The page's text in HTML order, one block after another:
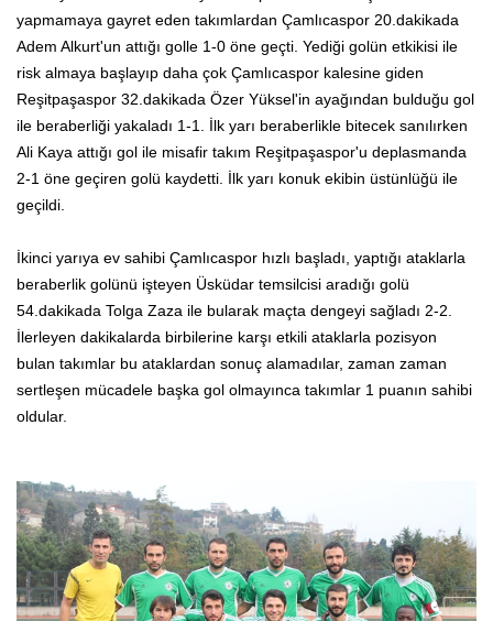
yapmamaya gayret eden takımlardan Çamlıcaspor 20.dakikada
Adem Alkurt'un attığı golle 1-0 öne geçti. Yediği golün etkikisi ile
risk almaya başlayıp daha çok Çamlıcaspor kalesine giden
Reşitpaşaspor 32.dakikada Özer Yüksel'in ayağından bulduğu gol
ile beraberliği yakaladı 1-1. İlk yarı beraberlikle bitecek sanılırken
Ali Kaya attığı gol ile misafir takım Reşitpaşaspor'u deplasmanda
2-1 öne geçiren golü kaydetti. İlk yarı konuk ekibin üstünlüğü ile
geçildi.
İkinci yarıya ev sahibi Çamlıcaspor hızlı başladı, yaptığı ataklarla
beraberlik golünü işteyen Üsküdar temsilcisi aradığı golü
54.dakikada Tolga Zaza ile bularak maçta dengeyi sağladı 2-2.
İlerleyen dakikalarda birbilerine karşı etkili ataklarla pozisyon
bulan takımlar bu ataklardan sonuç alamadılar, zaman zaman
sertleşen mücadele başka gol olmayınca takımlar 1 puanın sahibi
oldular.